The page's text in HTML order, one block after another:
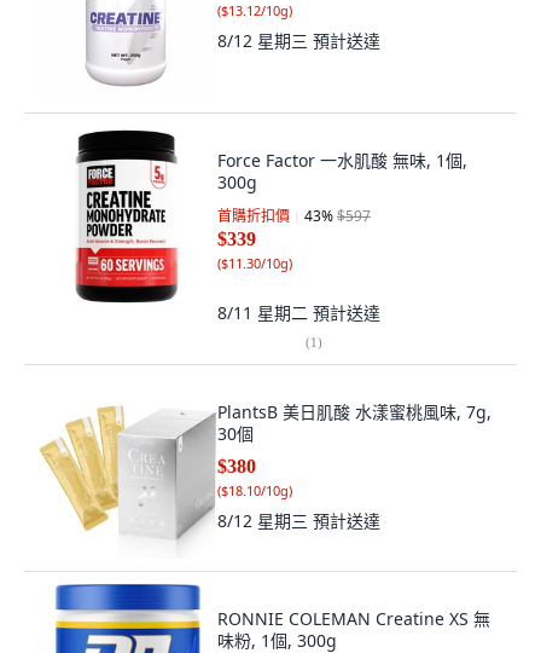
($13.12/10g)
8/12 星期三 預計送達
Force Factor 一水肌酸 無味, 1個,
300g
首購折扣價 43%$597
$339
($11.30/10g)
8/11 星期二 預計送達
(1)
PlantsB 美日肌酸 水漾蜜桃風味, 7g,
30個
$380
($18.10/10g)
8/12 星期三 預計送達
RONNIE COLEMAN Creatine XS 無
味粉, 1個, 300g